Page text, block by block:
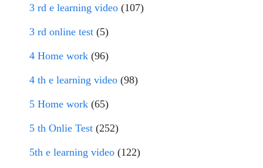
3 rd e learning video (107)
3 rd online test (5)
4 Home work (96)
4 th e learning video (98)
5 Home work (65)
5 th Onlie Test (252)
5th e learning video (122)